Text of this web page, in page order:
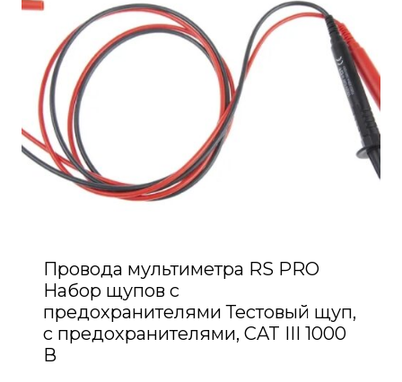
Провода мультиметра RS PRO
Набор щупов с
предохранителями Тестовый щуп,
с предохранителями, CAT III 1000
В